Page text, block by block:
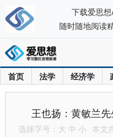
首页 法学 经济学
王也扬：黄敏兰
选择字号： 大 中 小 本文
下载爱思想
随时随地阅读